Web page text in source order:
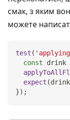
смак, з яким
можете
test (
const drink
expect (drink
}) ;